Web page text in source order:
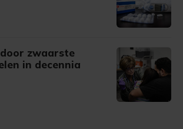
zwaarste
in decennia